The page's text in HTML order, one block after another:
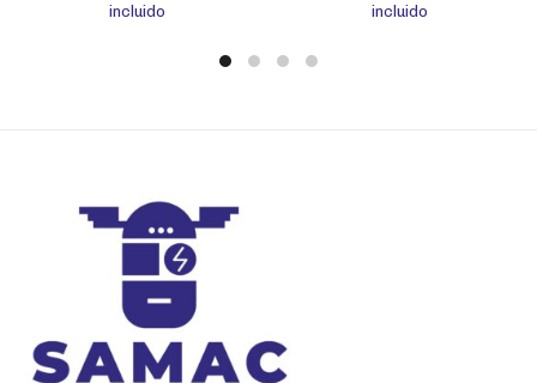
precio
es:
incluido
precio
incluido